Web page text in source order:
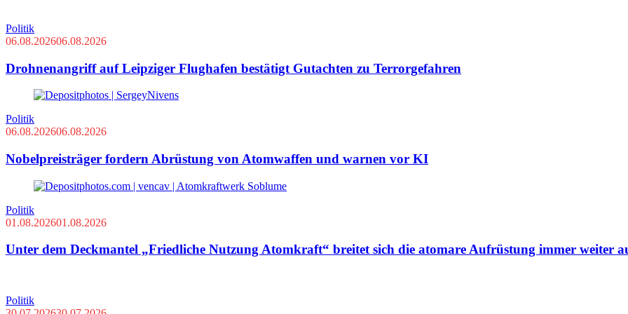
Politik
06.08.202606.08.2026
Drohnenangriff auf Leipziger Flughafen bestätigt Gutachten zu Terrorgefahren
Politik
06.08.202606.08.2026
Nobelpreisträger fordern Abrüstung von Atomwaffen und warnen vor KI
Politik
01.08.202601.08.2026
Unter dem Deckmantel „Friedliche Nutzung Atomkraft“ breitet sich die atomare Aufrüstung immer weiter
Politik